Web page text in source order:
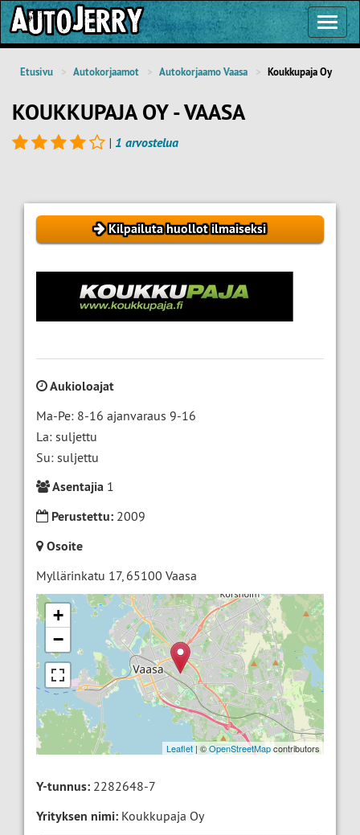
Etusivu Autokorjaamot Autokorjaamo Vaasa Koukkupaja Oy
KOUKKUPAJA OY - VAASA
| 1 arvostelua
Kilpailuta huollot ilmaiseksi
Aukioloajat
Ma-Pe: 8-16 ajanvaraus 9-16
La: suljettu
Su: suljettu
Asentajia 1
Perustettu: 2009
Osoite
Myllärinkatu 17, 65100 Vaasa
+
−
Leaflet| ©OpenStreetMapcontributors
Y-tunnus: 2282648-7
Yrityksen nimi: Koukkupaja Oy